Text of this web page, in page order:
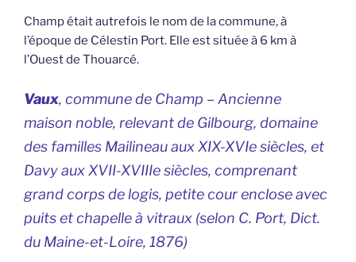
Champ était autrefois le nom de la commune, à
l’époque de Célestin Port. Elle est située à 6 km à
l’Ouest de Thouarcé.
Vaux, commune de Champ – Ancienne
maison noble, relevant de Gilbourg, domaine
des familles Mailineau aux XIX-XVIe siècles, et
Davy aux XVII-XVIIIe siècles, comprenant
grand corps de logis, petite cour enclose avec
puits et chapelle à vitraux (selon C. Port, Dict.
du Maine-et-Loire, 1876)